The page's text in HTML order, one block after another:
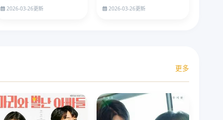
2026-03-26更新 2026-03-26更新
更多